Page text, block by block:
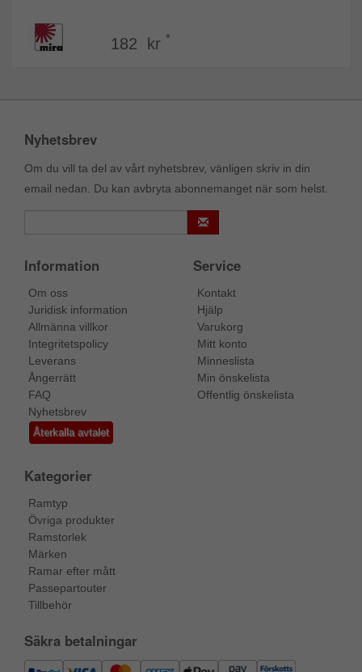
182 kr *
Nyhetsbrev
Om du vill ta del av vårt nyhetsbrev, vänligen skriv in din
email nedan. Du kan avbryta abonnemanget när som helst.
Information
Om oss
Juridisk information
Allmänna villkor
Integritetspolicy
Leverans
Ångerrätt
FAQ
Nyhetsbrev
Återkalla avtalet
Service
Kontakt
Hjälp
Varukorg
Mitt konto
Minneslista
Min önskelista
Offentlig önskelista
Kategorier
Ramtyp
Övriga produkter
Ramstorlek
Märken
Ramar efter mått
Passepartouter
Tillbehör
Säkra betalningar